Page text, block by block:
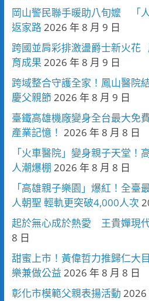
岡山警民聯手暖助八旬嬤 「
返家路2026 年 8 月 9 日
跨國並肩彩排激盪爵士新火花
育成果 2026 年 8 月 9 日
跨域整合守護全家！鳳山醫院
慶父親節2026 年 8 月 9 日
臺鐵高雄機廠變身全台最大免
產業記憶！ 2026 年 8 月 8 日
「火車醫院」變身親子天堂！
人潮爆棚 2026 年 8 月 8 日
「高雄親子樂園」爆紅！全臺
人朝聖 輕軌更突破4,000人次
起於無心成於熱愛 王貴嬋現
8 日
甜蜜上市！黃偉哲力推歸仁大
樂兼做公益 2026 年 8 月 8 日
彰化市模範父親表揚活動 2026